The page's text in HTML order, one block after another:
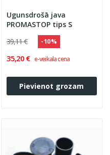
Ugunsdrošā java
PROMASTOP tips S
39,11 €
- 10 %
35,20 € e-veikala cena
Pievienot grozam